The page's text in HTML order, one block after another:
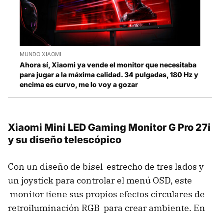
MUNDO XIAOMI
Ahora sí, Xiaomi ya vende el monitor que necesitaba
para jugar a la máxima calidad. 34 pulgadas, 180 Hz y
encima es curvo, me lo voy a gozar
Xiaomi Mini LED Gaming Monitor G Pro 27i
y su diseño telescópico
Con un diseño de bisel estrecho de tres lados y
un joystick para controlar el menú OSD, este
monitor tiene sus propios efectos circulares de
retroiluminación RGB para crear ambiente. En